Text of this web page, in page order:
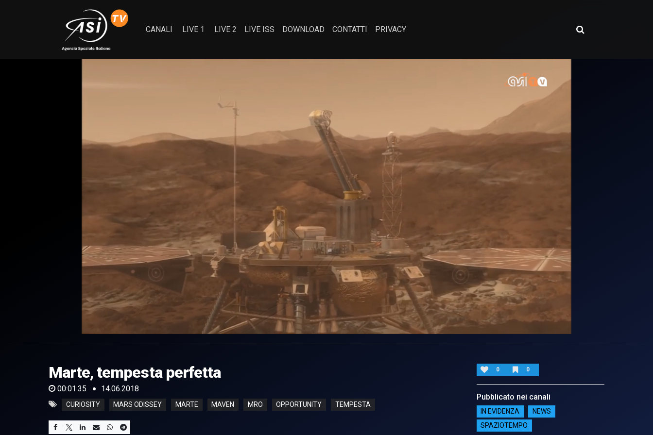
CANALI LIVE 1 LIVE 2 LIVE ISS DOWNLOAD CONTATTI PRIVACY
of
35
secondsVolume
0%
Marte, tempesta perfetta
00:01:35 14.06.2018
CURIOSITY MARS ODISSEY MARTE MAVEN MRO OPPORTUNITY TEMPESTA
0 0
Pubblicato nei canali
IN EVIDENZA
NEWS
SPAZIOTEMPO